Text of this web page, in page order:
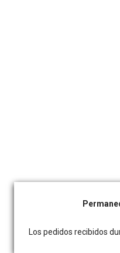
Los pedidos recibidos